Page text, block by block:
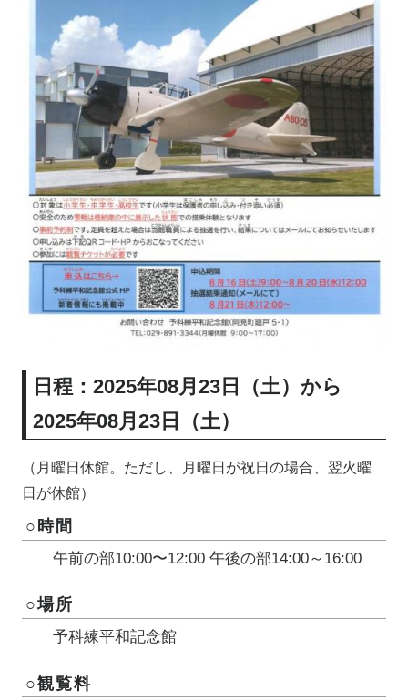
日程：2025年08月23日（土）から
2025年08月23日（土）
（月曜日休館。ただし、月曜日が祝日の場合、翌火曜
日が休館）
○時間
午前の部10:00〜12:00 午後の部14:00～16:00
○場所
予科練平和記念館
○観覧料